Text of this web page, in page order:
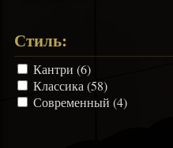
Стиль:
Кантри (6)
Классика (58)
Современный (4)